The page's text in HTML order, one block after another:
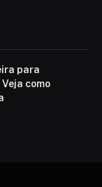
para
como